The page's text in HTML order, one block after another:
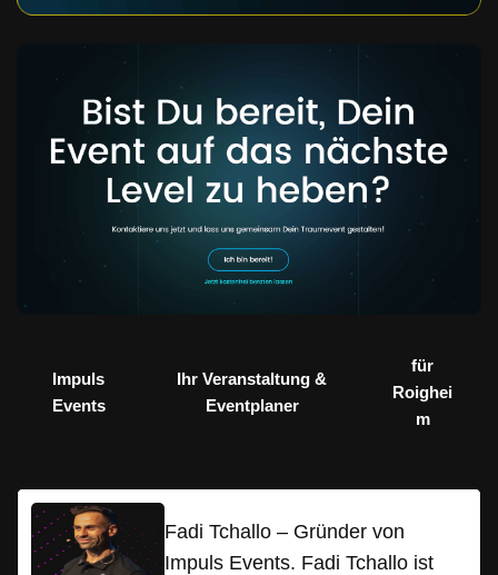
Impuls
Events
Ihr Veranstaltung &
Eventplaner
für
Roighei
m
Fadi Tchallo – Gründer von
Impuls Events. Fadi Tchallo ist